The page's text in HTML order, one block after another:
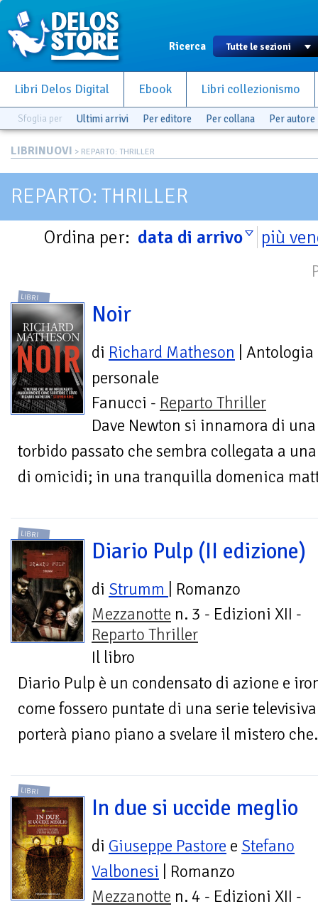
Ricerca
Libri Delos Digital Ebook Libri collezionismo
Sfoglia per Ultimi arrivi Per editore Per collana Per autore
LIBRINUOVI > REPARTO: THRILLER
REPARTO: THRILLER
Ordina per: data di arrivo più
LIBRI
Noir
di Richard Matheson | Antologia
personale
Fanucci - Reparto Thriller
Dave Newton si innamora di
torbido passato che sembra collegata a
di omicidi; in una tranquilla domenica
LIBRI
Diario Pulp (II edizione)
di Strumm
| Romanzo
Mezzanotte n. 3 - Edizioni XII -
Reparto Thriller
Il libro
Diario Pulp è un condensato di azione e
come fossero puntate di una serie
porterà piano piano a svelare il mistero
LIBRI
In due si uccide meglio
di Giuseppe Pastore e Stefano
Valbonesi | Romanzo
Mezzanotte n. 4 - Edizioni XII -